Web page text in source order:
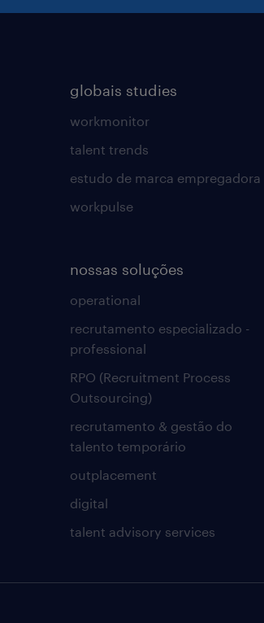
globais studies
workmonitor
talent trends
estudo de marca empregadora
workpulse
nossas soluções
operational
recrutamento especializado -
professional
RPO (Recruitment Process
Outsourcing)
recrutamento & gestão do
talento temporário
outplacement
digital
talent advisory services